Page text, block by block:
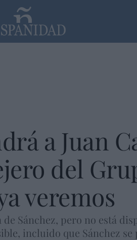
a Juan
del
veremos
Sánchez, pero no está
incluido que Sánchez